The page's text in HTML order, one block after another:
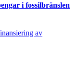
i fossilbränslen
av